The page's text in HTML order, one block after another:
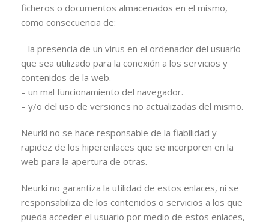
ficheros o documentos almacenados en el mismo,
como consecuencia de:
– la presencia de un virus en el ordenador del usuario
que sea utilizado para la conexión a los servicios y
contenidos de la web.
– un mal funcionamiento del navegador.
– y/o del uso de versiones no actualizadas del mismo.
Neurki no se hace responsable de la fiabilidad y
rapidez de los hiperenlaces que se incorporen en la
web para la apertura de otras.
Neurki no garantiza la utilidad de estos enlaces, ni se
responsabiliza de los contenidos o servicios a los que
pueda acceder el usuario por medio de estos enlaces,